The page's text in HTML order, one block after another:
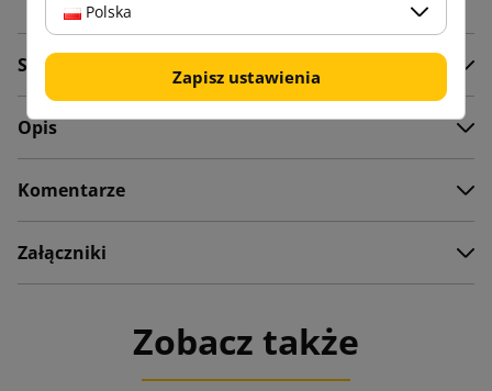
Szczegóły produktu
Opis
Komentarze
Załączniki
Zobacz także
Polska
Zapisz ustawienia